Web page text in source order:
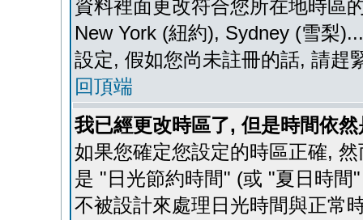
資料裡面更改符合您所在地時區
New York (紐約), Sydney (雪梨
設定, 假如您尚未註冊的話, 請趕
回頂端
我已經更改時區了, 但是時間依
如果您確定您設定的時區正確,
是 "日光節約時間" (或 "夏日時
不被設計來處理日光時間與正常